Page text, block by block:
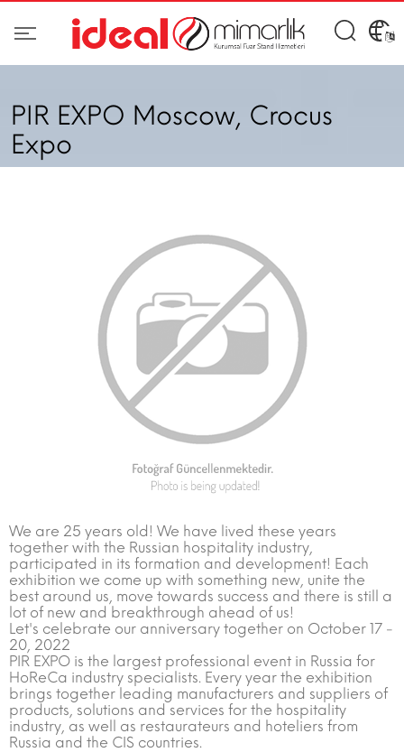
PIR EXPO Moscow, Crocus
Expo
We are 25 years old! We have lived these years
together with the Russian hospitality industry,
participated in its formation and development! Each
exhibition we come up with something new, unite the
best around us, move towards success and there is still a
lot of new and breakthrough ahead of us!
Let's celebrate our anniversary together on October 17 -
20, 2022
PIR EXPO is the largest professional event in Russia for
HoReCa industry specialists. Every year the exhibition
brings together leading manufacturers and suppliers of
products, solutions and services for the hospitality
industry, as well as restaurateurs and hoteliers from
Russia and the CIS countries.